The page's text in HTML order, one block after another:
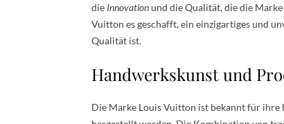
die Innovationund die Qualität, die die
Vuitton es geschafft, ein einzigartiges und
Qualität ist.
Handwerkskunst und
Die Marke Louis Vuitton ist bekannt für